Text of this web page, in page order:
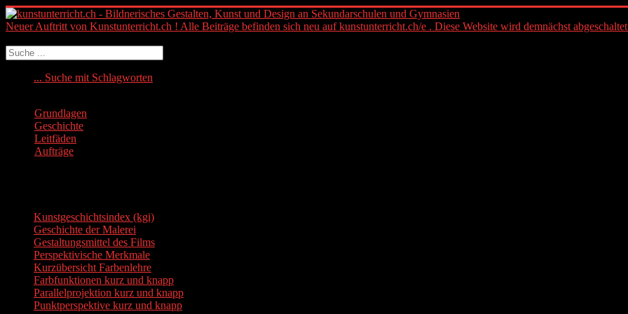
Neuer Auftritt von Kunstunterricht.ch ! Alle Beiträge befinden sich neu auf kunstunterricht.ch/e . Diese Website wird demnächst
... Suche mit Schlagworten
Grundlagen
Geschichte
Leitfäden
Aufträge
Kunstgeschichtsindex (kgi)
Geschichte der Malerei
Gestaltungsmittel des Films
Perspektivische Merkmale
Kurzübersicht Farbenlehre
Farbfunktionen kurz und knapp
Parallelprojektion kurz und knapp
Punktperspektive kurz und knapp